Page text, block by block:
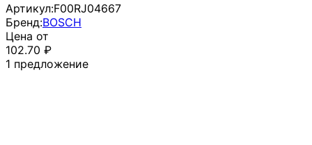
Артикул:F00RJ04667
Бренд:BOSCH
Цена от
102.70 ₽
1 предложение